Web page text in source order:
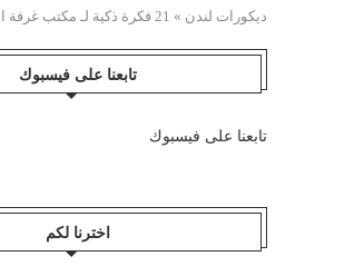
ديكورات لندن » 21 فكرة ذكية لـ مكتب غرفة المعيشة ستلهمك
تابعنا على فيسبوك
تابعنا على فيسبوك
اخترنا لكم